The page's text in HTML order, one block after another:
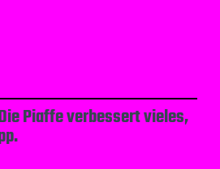
Piaffe verbessert vieles,